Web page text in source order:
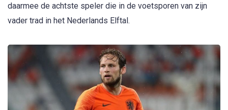
daarmee de achtste speler die in de voetsporen van zijn
vader trad in het Nederlands Elftal.